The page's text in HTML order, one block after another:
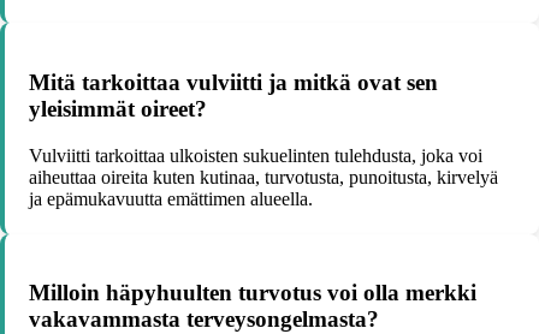
Mitä tarkoittaa vulviitti ja mitkä ovat sen
yleisimmät oireet?
Vulviitti tarkoittaa ulkoisten sukuelinten tulehdusta, joka voi
aiheuttaa oireita kuten kutinaa, turvotusta, punoitusta, kirvelyä
ja epämukavuutta emättimen alueella.
Milloin häpyhuulten turvotus voi olla merkki
vakavammasta terveysongelmasta?